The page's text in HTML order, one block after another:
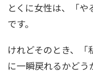
とくに女性は、「
です。
けれどそのとき、「
に一瞬戻れるかどう